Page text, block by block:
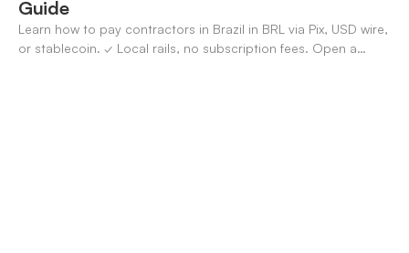
Guide
Learn how to pay contractors in Brazil in BRL via Pix, USD wire,
or stablecoin. ✓ Local rails, no subscription fees. Open a